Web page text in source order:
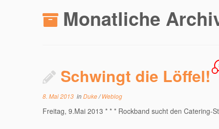
Monatliche
Schwingt die Löffel!
8. Mai 2013 inDuke/Weblog
Freitag, 9.Mai 2013 * * * Rockband sucht den Catering-